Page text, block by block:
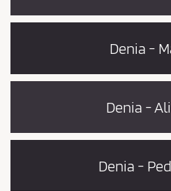
Denia -
Denia -
Denia -